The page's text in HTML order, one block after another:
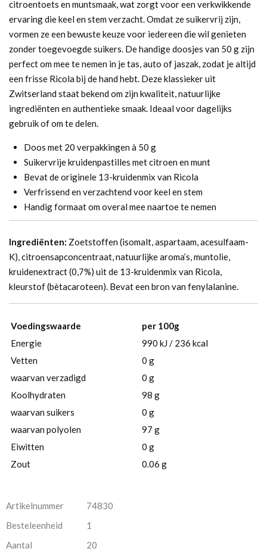
citroentoets en muntsmaak, wat zorgt voor een verkwikkende
ervaring die keel en stem verzacht. Omdat ze suikervrij zijn,
vormen ze een bewuste keuze voor iedereen die wil genieten
zonder toegevoegde suikers. De handige doosjes van 50 g zijn
perfect om mee te nemen in je tas, auto of jaszak, zodat je altijd
een frisse Ricola bij de hand hebt. Deze klassieker uit
Zwitserland staat bekend om zijn kwaliteit, natuurlijke
ingrediënten en authentieke smaak. Ideaal voor dagelijks
gebruik of om te delen.
Doos met 20 verpakkingen à 50 g
Suikervrije kruidenpastilles met citroen en munt
Bevat de originele 13-kruidenmix van Ricola
Verfrissend en verzachtend voor keel en stem
Handig formaat om overal mee naartoe te nemen
Ingrediënten: Zoetstoffen (isomalt, aspartaam, acesulfaam-
K), citroensapconcentraat, natuurlijke aroma’s, muntolie,
kruidenextract (0,7%) uit de 13-kruidenmix van Ricola,
kleurstof (bètacaroteen). Bevat een bron van fenylalanine.
Voedingswaarde
per 100g
Energie
990 kJ / 236 kcal
Vetten
0 g
waarvan verzadigd
0 g
Koolhydraten
98 g
waarvan suikers
0 g
waarvan polyolen
97 g
Eiwitten
0 g
Zout
0.06 g
Artikelnummer
74830
Besteleenheid
1
Aantal
20